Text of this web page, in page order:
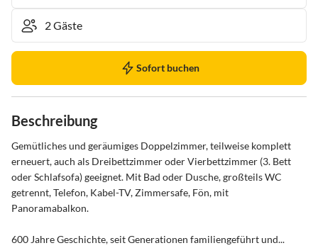
Sofort buchen
Beschreibung
Gemütliches und geräumiges Doppelzimmer, teilweise komplett
erneuert, auch als Dreibettzimmer oder Vierbettzimmer (3. Bett
oder Schlafsofa) geeignet. Mit Bad oder Dusche, großteils WC
getrennt, Telefon, Kabel-TV, Zimmersafe, Fön, mit
Panoramabalkon.
600 Jahre Geschichte, seit Generationen familiengeführt und...